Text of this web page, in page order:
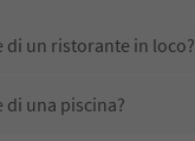
un ristorante in loco?
una piscina?